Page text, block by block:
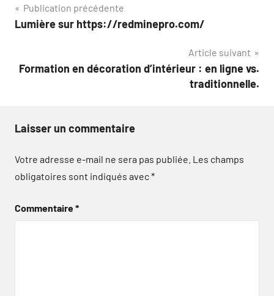
Navigation
de
Publication précédente
Lumière sur https://redminepro.com/
Article suivant
Formation en décoration d’intérieur : en ligne vs.
traditionnelle.
Laisser un commentaire
Votre adresse e-mail ne sera pas publiée. Les champs
obligatoires sont indiqués avec*
Commentaire*